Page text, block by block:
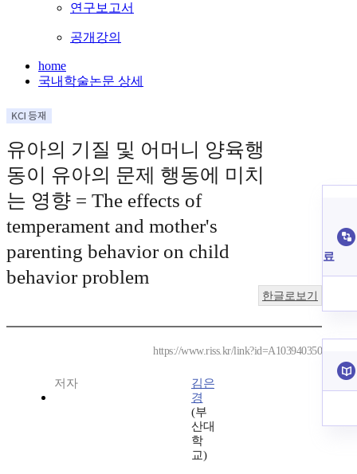
연구보고서
공개강의
home
국내학술논문 상세
유아의 기질 및 어머니 양육행
동이 유아의 문제 행동에 미치
는 영향 = The effects of
temperament and mother's
parenting behavior on child
behavior problem
한글로보기
https://www.riss.kr/link?id=A103940350
저자
김은
경
(부
산대
학
교)
료